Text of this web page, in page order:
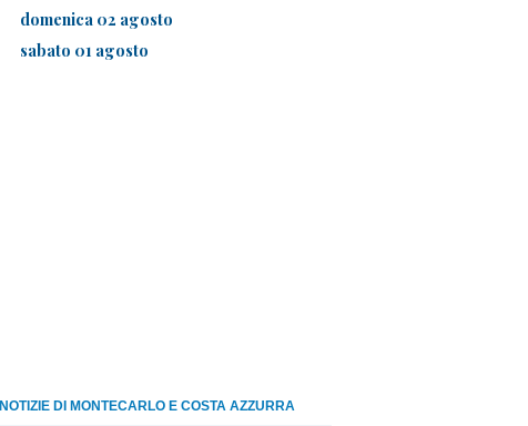
domenica 02 agosto
sabato 01 agosto
NOTIZIE DI MONTECARLO E COSTA AZZURRA